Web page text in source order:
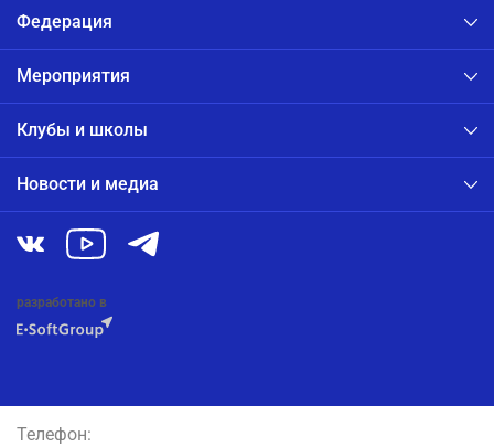
Федерация
Мероприятия
Клубы и школы
Новости и медиа
разработано в
Телефон: